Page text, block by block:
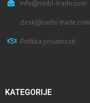
info@seibl-trade.com
desk@seibl-trade.com
Politika privatnosti
KATEGORIJE